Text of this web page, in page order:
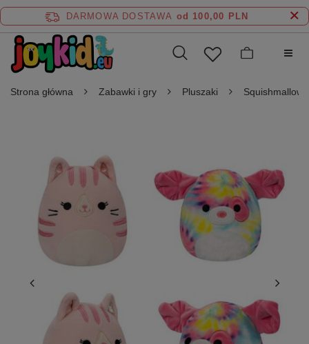
DARMOWA DOSTAWA od 100,00 PLN
Strona główna Zabawki i gry Pluszaki Squishmallows